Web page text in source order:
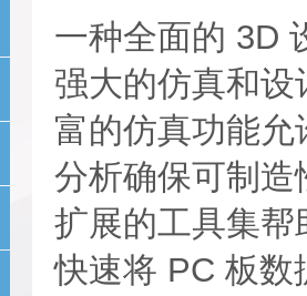
一种全面的 3D
强大的仿真和
富的仿真功能
分析确保可制
扩展的工具集
快速将 PC 板数